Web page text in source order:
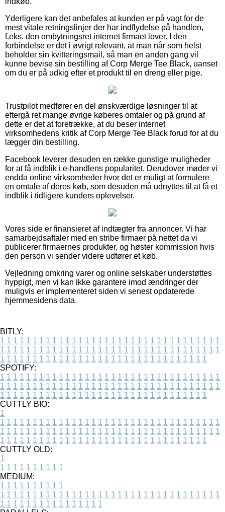
Yderligere kan det anbefales at kunden er på vagt for de
mest vitale retningslinjer der har indflydelse på handlen,
f.eks. den ombytningsret internet firmaet lover. I den
forbindelse er det i øvrigt relevant, at man når som helst
beholder sin kvitteringsmail, så man en anden gang vil
kunne bevise sin bestilling af Corp Merge Tee Black, uanset
om du er på udkig efter et produkt til en dreng eller pige.
Trustpilot medfører en del ønskværdige løsninger til at
eftergå ret mange øvrige køberes omtaler og på grund af
dette er det at foretrække, at du beser internet
virksomhedens kritik af Corp Merge Tee Black forud for at du
lægger din bestilling.
Facebook leverer desuden en række gunstige muligheder
for at få indblik i e-handlens popularitet. Derudover møder vi
endda online virksomheder hvor det er muligt at formulere
en omtale af deres køb, som desuden må udnyttes til at få et
indblik i tidligere kunders oplevelser.
Vores side er finansieret af indtægter fra annoncer. Vi har
samarbejdsaftaler med en stribe firmaer på nettet da vi
publicerer firmaernes produkter, og høster kommission hvis
den person vi sender videre udfører et køb.
Vejledning omkring varer og online selskaber understøttes
hyppigt, men vi kan ikke garantere imod ændringer der
muligvis er implementeret siden vi senest opdaterede
hjemmesidens data.
BITLY:
1 1 1 1 1 1 1 1 1 1 1 1 1 1 1 1 1 1 1 1 1 1 1 1 1 1 1 1 1 1 1 1 1 1
1 1 1 1 1 1 1 1 1 1 1 1 1 1 1 1 1 1 1 1 1 1 1 1 1 1 1 1 1 1 1 1 1 1
1 1 1 1 1 1 1 1 1 1 1 1 1 1 1 1 1 1 1 1 1 1 1 1 1 1 1 1 1 1 1 1
SPOTIFY:
1 1 1 1 1 1 1 1 1 1 1 1 1 1 1 1 1 1 1 1 1 1 1 1 1 1 1 1 1 1 1 1 1 1
1 1 1 1 1 1 1 1 1 1 1 1 1 1 1 1 1 1 1 1 1 1 1 1 1 1 1 1 1 1 1 1 1 1
1 1 1 1 1 1 1 1 1 1 1 1 1 1 1 1 1 1 1 1 1 1 1 1 1 1 1 1 1 1 1 1
CUTTLY BIO:
1
1 1 1 1 1 1 1 1 1 1 1 1 1 1 1 1 1 1 1 1 1 1 1 1 1 1 1 1 1 1 1 1 1 1
1 1 1 1 1 1 1 1 1 1 1 1 1 1 1 1 1 1 1 1 1 1 1 1 1 1 1 1 1 1 1 1 1 1
1 1 1 1 1 1 1 1 1 1 1 1 1 1 1 1 1 1 1 1 1 1 1 1 1 1 1 1 1 1 1 1
CUTTLY OLD:
1
1 1 1 1 1 1 1 1 1 1
MEDIUM:
1 1 1 1 1 1 1 1 1 1
1 1 1 1 1 1 1 1 1 1 1 1 1 1 1 1 1 1 1 1 1 1 1 1 1 1 1 1 1 1 1 1 1 1
1 1 1 1 1 1 1 1 1 1 1 1 1 1 1 1